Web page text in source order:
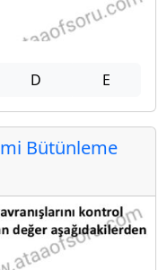
D E
Bütünleme